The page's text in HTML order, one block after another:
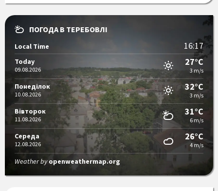
ПОГОДА В ТЕРЕБОВЛІ
Local Time 16:17
Today
09.08.2026
27°C
3 m/s
Понеділок
10.08.2026
32°C
3 m/s
Вівторок
11.08.2026
31°C
6 m/s
Середа
12.08.2026
26°C
4 m/s
Weather byopenweathermap.org